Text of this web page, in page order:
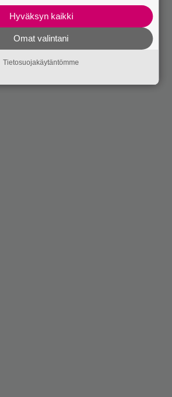
Hyväksyn kaikki
Omat valintani
Tietosuojakäytäntömme